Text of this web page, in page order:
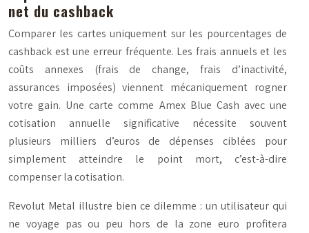
net du cashback
Comparer les cartes uniquement sur les pourcentages de
cashback est une erreur fréquente. Les frais annuels et les
coûts annexes (frais de change, frais d’inactivité,
assurances imposées) viennent mécaniquement rogner
votre gain. Une carte comme Amex Blue Cash avec une
cotisation annuelle significative nécessite souvent
plusieurs milliers d’euros de dépenses ciblées pour
simplement atteindre le point mort, c’est-à-dire
compenser la cotisation.
Revolut Metal illustre bien ce dilemme : un utilisateur qui
ne voyage pas ou peu hors de la zone euro profitera